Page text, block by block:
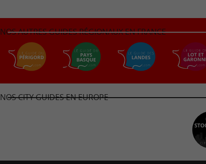
NOS AUTRES GUIDES RÉGIONAUX EN FRANCE
NOS CITY GUIDES EN EUROPE